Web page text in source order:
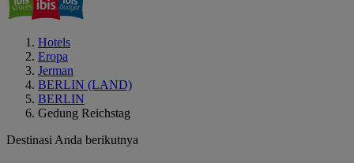
Hotels
Eropa
Jerman
BERLIN (LAND)
BERLIN
Gedung Reichstag
Destinasi Anda berikutnya